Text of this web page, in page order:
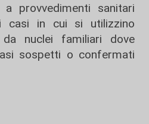
provvedimenti sanitari
casi in cui si utilizzino
da nuclei familiari dove
sospetti o confermati